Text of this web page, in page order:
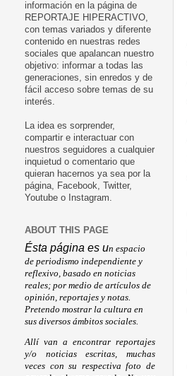
información en la página de
REPORTAJE HIPERACTIVO,
con temas variados y diferente
contenido en nuestras redes
sociales que apalancan nuestro
objetivo: informar a todas las
generaciones, sin enredos y de
fácil acceso sobre temas de su
interés.
La idea es sorprender,
compartir e interactuar con
nuestros seguidores a cualquier
inquietud o comentario que
quieran hacernos ya sea por la
página, Facebook, Twitter,
Youtube o Instagram.
ABOUT THIS PAGE
Ésta página es un espacio
de periodismo independiente y
reflexivo, basado en noticias
reales; por medio de artículos de
opinión, reportajes y notas.
Pretendo mostrar la cultura en
sus diversos ámbitos sociales.
Allí van a encontrar reportajes
y/o noticias escritas, muchas
veces con su respectiva foto de